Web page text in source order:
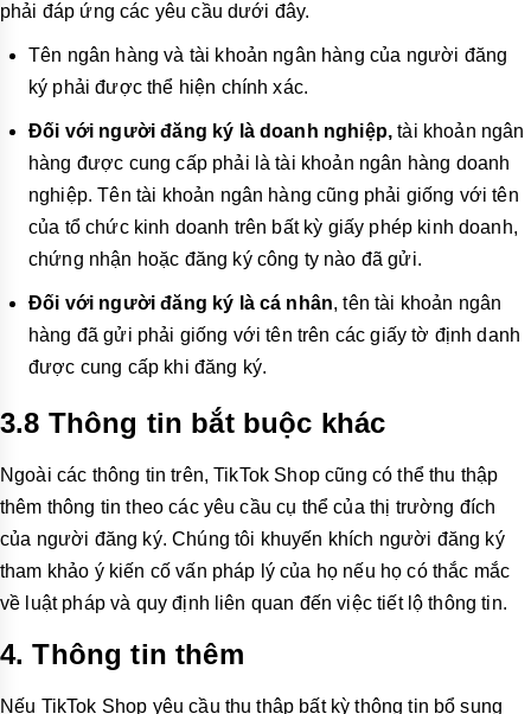
phải đáp ứng các yêu cầu dưới đây.
Tên ngân hàng và tài khoản ngân hàng của người đăng
ký phải được thể hiện chính xác.
Đối với người đăng ký là doanh nghiệp,tài khoản ngân
hàng được cung cấp phải là tài khoản ngân hàng doanh
nghiệp. Tên tài khoản ngân hàng cũng phải giống với tên
của tổ chức kinh doanh trên bất kỳ giấy phép kinh doanh,
chứng nhận hoặc đăng ký công ty nào đã gửi.
Đối với người đăng ký là cá nhân, tên tài khoản ngân
hàng đã gửi phải giống với tên trên các giấy tờ định danh
được cung cấp khi đăng ký.
3.8 Thông tin bắt buộc khác
Ngoài các thông tin trên, TikTok Shop cũng có thể thu thập
thêm thông tin theo các yêu cầu cụ thể của thị trường đích
của người đăng ký. Chúng tôi khuyến khích người đăng ký
tham khảo ý kiến cố vấn pháp lý của họ nếu họ có thắc mắc
về luật pháp và quy định liên quan đến việc tiết lộ thông tin.
4.Thông tin thêm
Nếu TikTok Shop yêu cầu thu thập bất kỳ thông tin bổ sung